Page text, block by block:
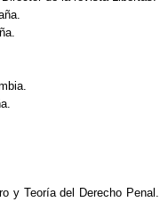
y Teoría del Derecho Penal.